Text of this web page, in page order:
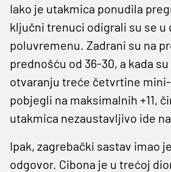
Iako je utakmica ponudila
ključni trenuci odigrali su se u
poluvremenu. Zadrani su na
prednošću od 36-30, a kada
otvaranju treće četvrtine
pobjegli na maksimalnih +11,
utakmica nezaustavljivo ide
Ipak, zagrebački sastav imao
odgovor. Cibona je u trećoj